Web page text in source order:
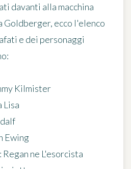
davanti alla macchina
Goldberger, ecco l'elenco
e dei personaggi
Kilmister
Lisa
Ewing
ne L'esorcista